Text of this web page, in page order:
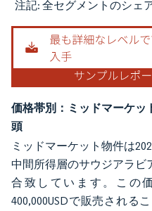
画像 © Mordor Intelligence。再利用
注記: 全セグメントのシェ
価格帯別：ミッドマーケッ
頭
ミッドマーケット物件は
中間所得層のサウジアラビ
合致しています。この
400,000USDで販売される